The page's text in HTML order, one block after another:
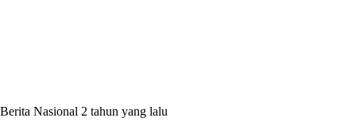
Berita Nasional 2 tahun yang lalu